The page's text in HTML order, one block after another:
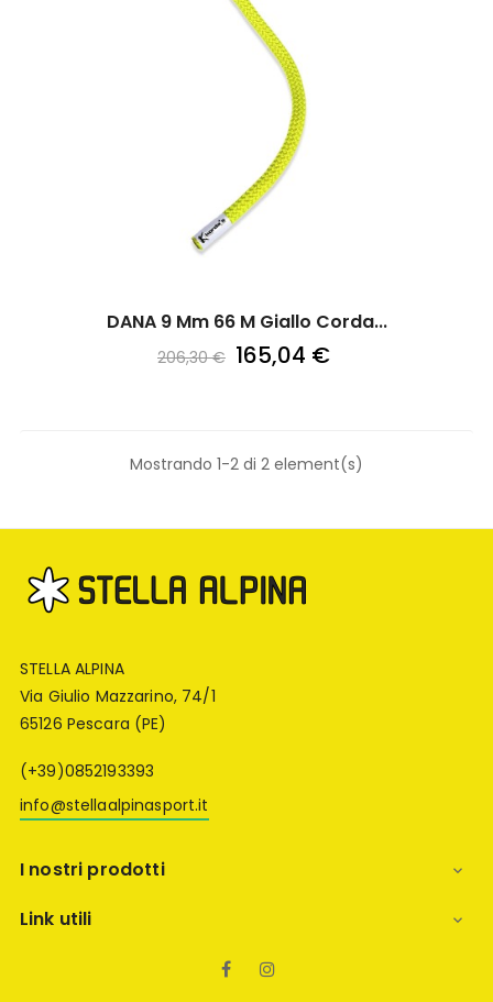
DANA 9 Mm 66 M Giallo Corda...
206,30 € 165,04 €
Mostrando 1-2 di 2 element(s)
STELLA ALPINA
Via Giulio Mazzarino, 74/1
65126 Pescara (PE)
(+39)0852193393
info@stellaalpinasport.it
I nostri prodotti 
Link utili 
Facebook